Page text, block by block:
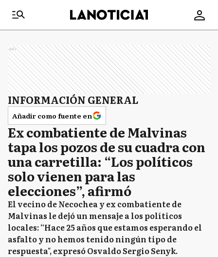
Ads
INFORMACIÓN GENERAL
Añadir como fuente en
Ex combatiente de Malvinas
tapa los pozos de su cuadra con
una carretilla: “Los políticos
solo vienen para las
elecciones”, afirmó
El vecino de Necochea y ex combatiente de
Malvinas le dejó un mensaje a los políticos
locales: “Hace 25 años que estamos esperando el
asfalto y no hemos tenido ningún tipo de
respuesta", expresó Osvaldo Sergio Senyk.